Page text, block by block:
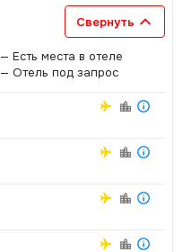
Свернуть
— Есть места в отеле
— Отель под запрос